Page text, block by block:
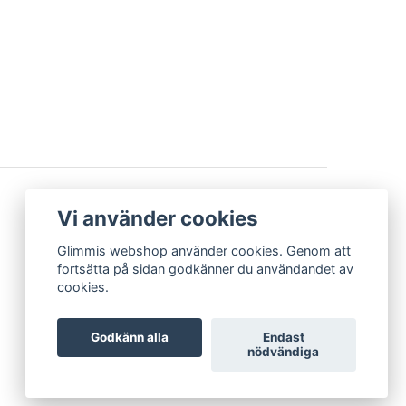
Vi använder cookies
Glimmis webshop använder cookies. Genom att
fortsätta på sidan godkänner du användandet av
cookies.
Godkänn alla
Endast
nödvändiga